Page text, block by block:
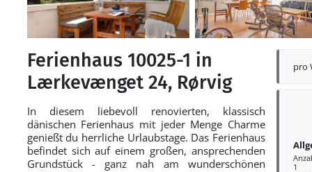
pro
1
Ferienhaus 10025-1 in
Lærkevænget 24, Rørvig
In diesem liebevoll renovierten, klassisch
dänischen Ferienhaus mit jeder Menge Charme
genießt du herrliche Urlaubstage. Das Ferienhaus
befindet sich auf einem großen, ansprechenden
Grundstück - ganz nah am wunderschönen